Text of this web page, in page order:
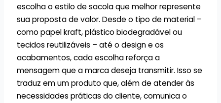
escolha o estilo de sacola que melhor represente
sua proposta de valor. Desde o tipo de material –
como papel kraft, plástico biodegradável ou
tecidos reutilizáveis – até o design e os
acabamentos, cada escolha reforça a
mensagem que a marca deseja transmitir. Isso se
traduz em um produto que, além de atender às
necessidades práticas do cliente, comunica o